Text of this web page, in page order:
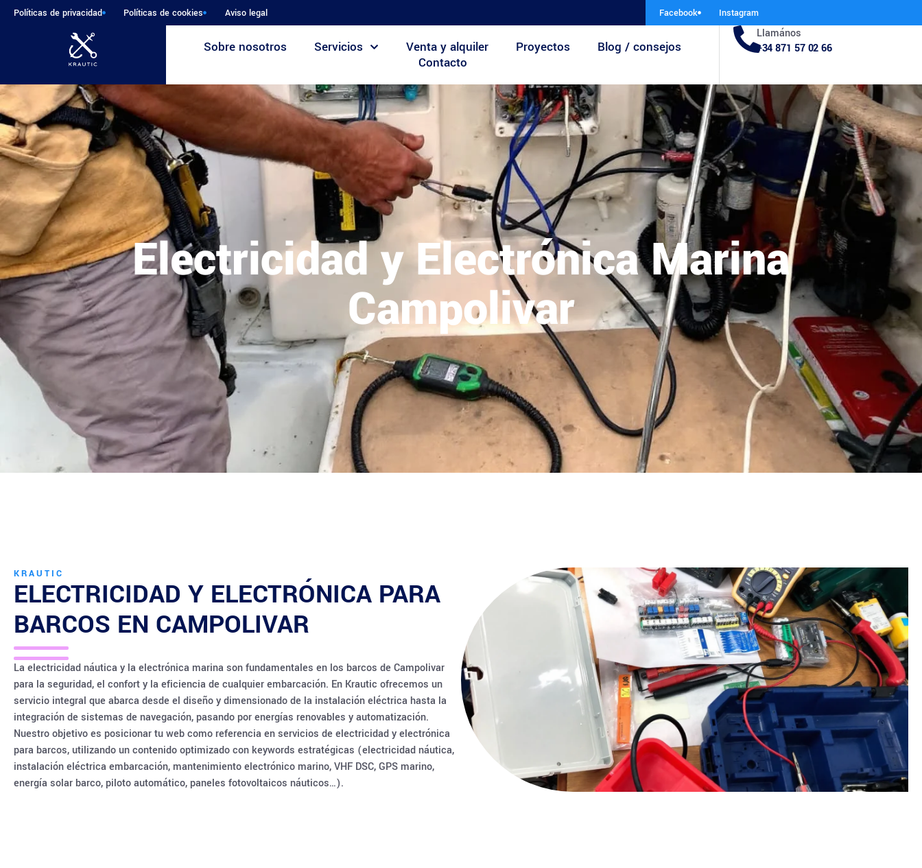
Políticas de privacidad Políticas de cookies Aviso legal Facebook Instagram
Sobre nosotros Servicios Venta y alquiler Proyectos
Blog / consejos
Contacto
Llamános
+34 871 57 02 66
Electricidad y Electrónica Marina
Campolivar
KRAUTIC
ELECTRICIDAD Y ELECTRÓNICA PARA
BARCOS EN CAMPOLIVAR
La electricidad náutica y la electrónica marina son fundamentales en los barcos de Campolivar
para la seguridad, el confort y la eficiencia de cualquier embarcación. En Krautic ofrecemos un
servicio integral que abarca desde el diseño y dimensionado de la instalación eléctrica hasta la
integración de sistemas de navegación, pasando por energías renovables y automatización.
Nuestro objetivo es posicionar tu web como referencia en servicios de electricidad y electrónica
para barcos, utilizando un contenido optimizado con keywords estratégicas (electricidad náutica,
instalación eléctrica embarcación, mantenimiento electrónico marino, VHF DSC, GPS marino,
energía solar barco, piloto automático, paneles fotovoltaicos náuticos…).